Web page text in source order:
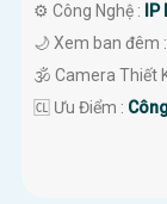
⚙ Công Nghệ :
🌙 Xem ban đêm :
🕉️ Camera Thiết
️🆑 Ưu Điểm :